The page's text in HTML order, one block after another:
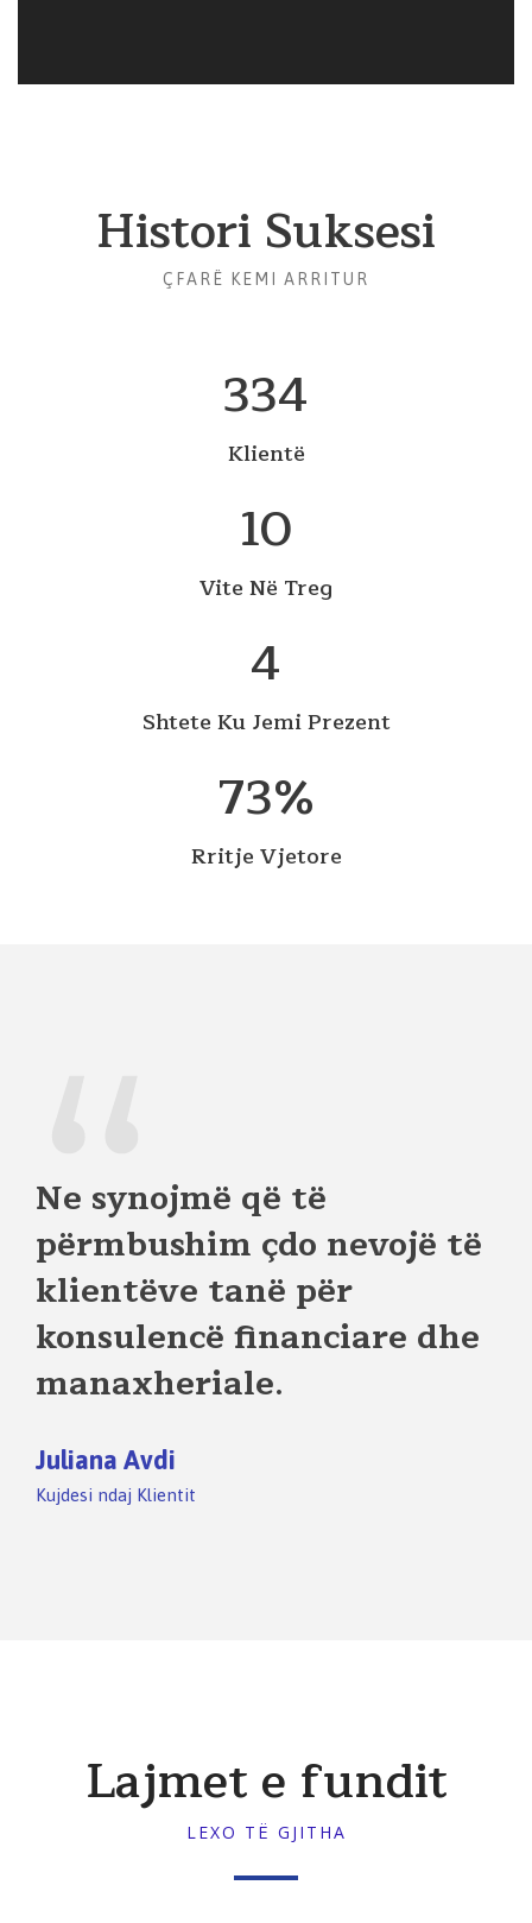
Histori Suksesi
ÇFARË KEMI ARRITUR
334
Klientë
10
Vite Në Treg
4
Shtete Ku Jemi Prezent
73%
Rritje Vjetore
“
Ne synojmë që të
përmbushim çdo nevojë të
klientëve tanë për
konsulencë financiare dhe
manaxheriale.
Juliana Avdi
Kujdesi ndaj Klientit
Lajmet e fundit
LEXO TË GJITHA